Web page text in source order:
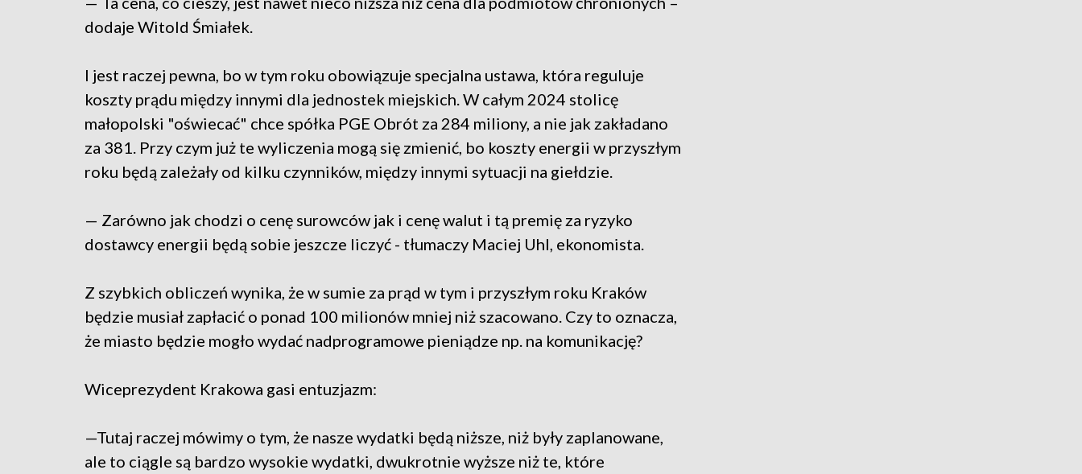
dodaje Witold Śmiałek.
I jest raczej pewna, bo w tym roku obowiązuje specjalna ustawa, która reguluje
koszty prądu między innymi dla jednostek miejskich. W całym 2024 stolicę
małopolski "oświecać" chce spółka PGE Obrót za 284 miliony, a nie jak zakładano
za 381. Przy czym już te wyliczenia mogą się zmienić, bo koszty energii w przyszłym
roku będą zależały od kilku czynników, między innymi sytuacji na giełdzie.
— Zarówno jak chodzi o cenę surowców jak i cenę walut i tą premię za ryzyko
dostawcy energii będą sobie jeszcze liczyć - tłumaczy Maciej Uhl, ekonomista.
Z szybkich obliczeń wynika, że w sumie za prąd w tym i przyszłym roku Kraków
będzie musiał zapłacić o ponad 100 milionów mniej niż szacowano. Czy to oznacza,
że miasto będzie mogło wydać nadprogramowe pieniądze np. na komunikację?
Wiceprezydent Krakowa gasi entuzjazm:
—Tutaj raczej mówimy o tym, że nasze wydatki będą niższe, niż były zaplanowane,
ale to ciągle są bardzo wysokie wydatki, dwukrotnie wyższe niż te, które